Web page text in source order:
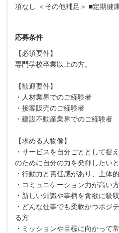
項なし ＜その他補足＞ ■定期健
応募条件
【必須要件】
専門学校卒業以上の方。
【歓迎要件】
・人材業界でのご経験者
・接客販売のご経験者
・建設不動産業界でのご経験者
【求める人物像】
・サービスを自分ごととして捉
のために自分の力を発揮したい
・行動力と責任感があり、主体
・コミュニケーション力が高い方
・新しい知識や事柄を貪欲に吸
・どんな仕事でも柔軟かつポジ
る方
・ミッションや目標に向かって